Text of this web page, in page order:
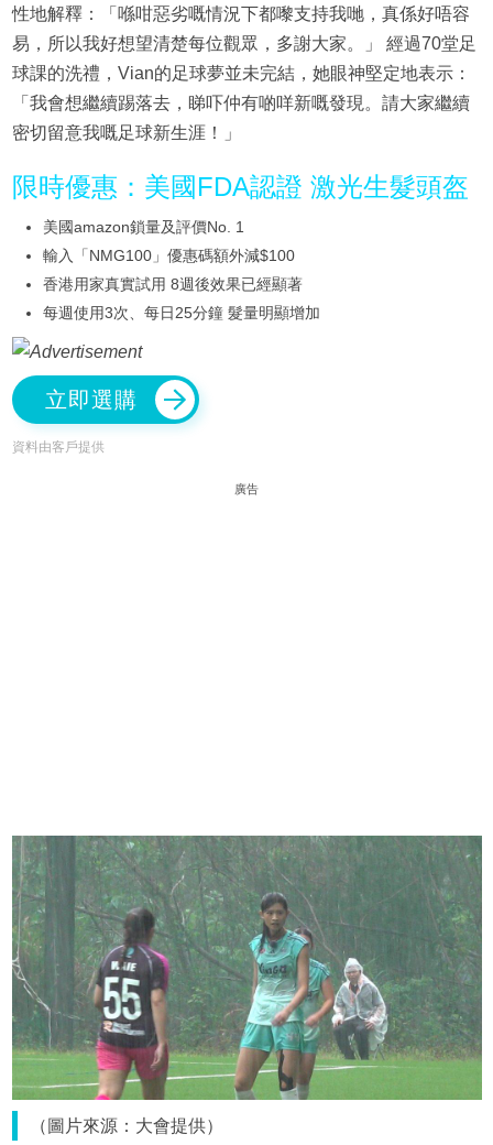
性地解釋：「喺咁惡劣嘅情況下都嚟支持我哋，真係好唔容
易，所以我好想望清楚每位觀眾，多謝大家。」 經過70堂足
球課的洗禮，Vian的足球夢並未完結，她眼神堅定地表示：
「我會想繼續踢落去，睇吓仲有啲咩新嘅發現。請大家繼續
密切留意我嘅足球新生涯！」
限時優惠：美國FDA認證 激光生髮頭盔
美國amazon鎖量及評價No. 1
輸入「NMG100」優惠碼額外減$100
香港用家真實試用 8週後效果已經顯著
每週使用3次、每日25分鐘 髮量明顯增加
立即選購
資料由客戶提供
廣告
（圖片來源：大會提供）